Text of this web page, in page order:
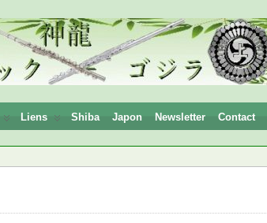
Liens Shiba Japon Newsletter Contact